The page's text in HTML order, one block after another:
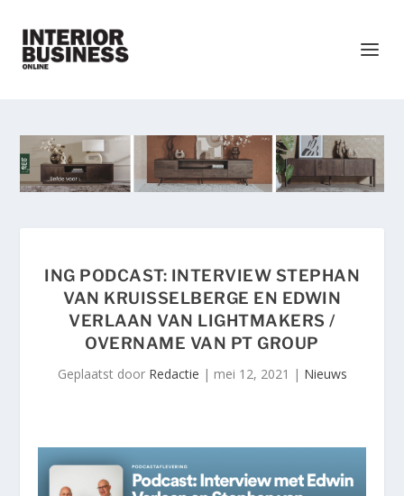
ING PODCAST: INTERVIEW STEPHAN
VAN KRUISSELBERGE EN EDWIN
VERLAAN VAN LIGHTMAKERS /
OVERNAME VAN PT GROUP
Geplaatst door Redactie | mei 12, 2021 | Nieuws